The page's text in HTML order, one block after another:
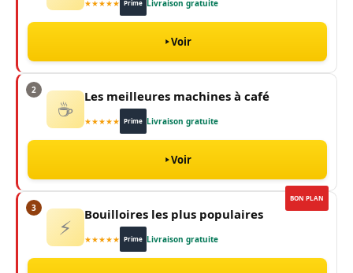
★★★★★ Prime Livraison gratuite
Voir
2
☕ Les meilleures machines à café
★★★★★ Prime Livraison gratuite
Voir
BON PLAN
3
⚡ Bouilloires les plus populaires
★★★★★ Prime Livraison gratuite